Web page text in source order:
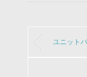
ユニット